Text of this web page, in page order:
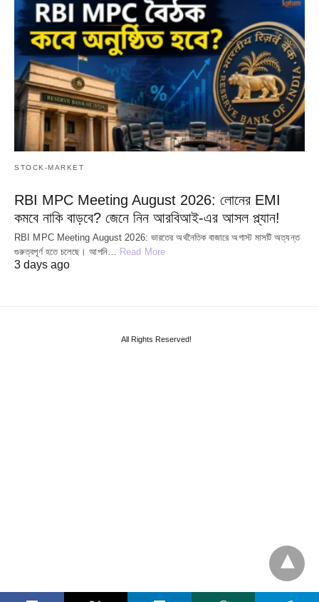
STOCK-MARKET
RBI MPC Meeting August 2026: লোনের EMI
কমবে নাকি বাড়বে? জেনে নিন আরবিআই-এর আসল প্ল্যান!
RBI MPC Meeting August 2026: ভারতের অর্থনৈতিক বাজারে অগাস্ট মাসটি অত্যন্ত
গুরুত্বপূর্ণ হতে চলেছে। আপনি… Read More
3 days ago
All Rights Reserved!